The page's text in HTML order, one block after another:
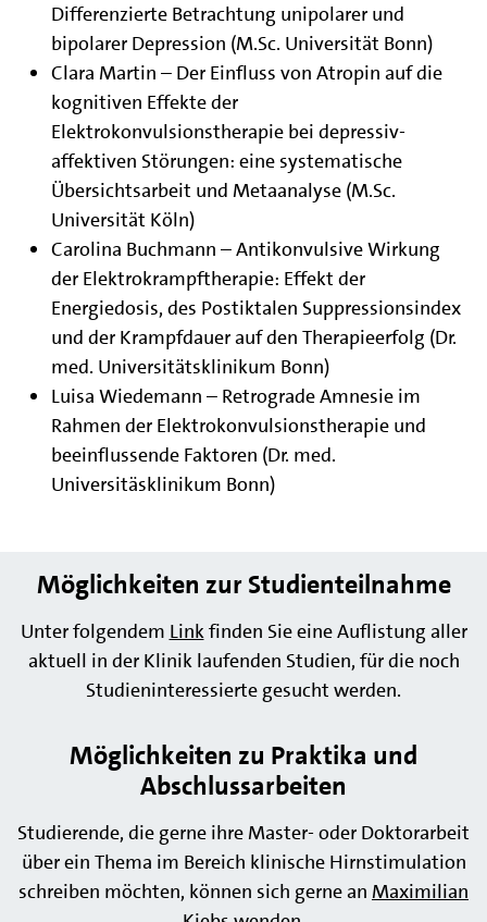
Differenzierte Betrachtung unipolarer und
bipolarer Depression (M.Sc. Universität Bonn)
Clara Martin – Der Einfluss von Atropin auf die
kognitiven Effekte der
Elektrokonvulsionstherapie bei depressiv-
affektiven Störungen: eine systematische
Übersichtsarbeit und Metaanalyse (M.Sc.
Universität Köln)
Carolina Buchmann – Antikonvulsive Wirkung
der Elektrokrampftherapie: Effekt der
Energiedosis, des Postiktalen Suppressionsindex
und der Krampfdauer auf den Therapieerfolg (Dr.
med. Universitätsklinikum Bonn)
Luisa Wiedemann – Retrograde Amnesie im
Rahmen der Elektrokonvulsionstherapie und
beeinflussende Faktoren (Dr. med.
Universitäsklinikum Bonn)
Möglichkeiten zur Studienteilnahme
Unter folgendem Linkfinden Sie eine Auflistung aller
aktuell in der Klinik laufenden Studien, für die noch
Studieninteressierte gesucht werden.
Möglichkeiten zu Praktika und
Abschlussarbeiten
Studierende, die gerne ihre Master- oder Doktorarbeit
über ein Thema im Bereich klinische Hirnstimulation
schreiben möchten, können sich gerne an Maximilian